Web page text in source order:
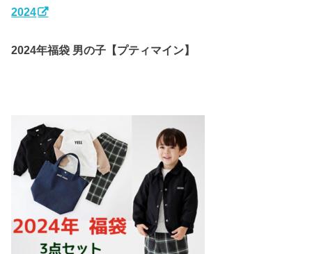
2024
2024年福袋 男の子【プティマイン】